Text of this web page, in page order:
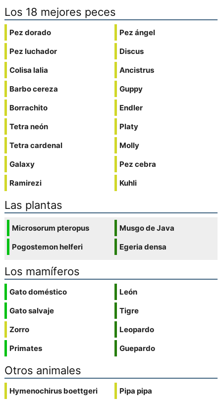
Los 18 mejores peces
Pez dorado
Pez luchador
Colisa lalia
Barbo cereza
Borrachito
Tetra neón
Tetra cardenal
Galaxy
Ramirezi
Pez ángel
Discus
Ancistrus
Guppy
Endler
Platy
Molly
Pez cebra
Kuhli
Las plantas
Microsorum pteropus
Pogostemon helferi
Musgo de Java
Egeria densa
Los mamíferos
Gato doméstico
Gato salvaje
Zorro
Primates
León
Tigre
Leopardo
Guepardo
Otros animales
Hymenochirus boettgeri Pipa pipa